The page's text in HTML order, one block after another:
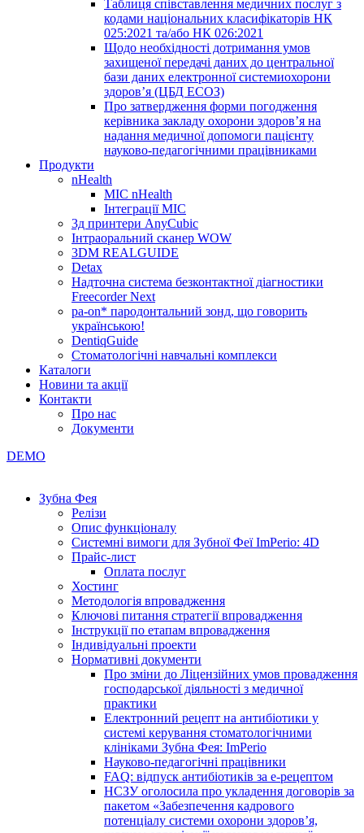
Таблиця співставлення медичних послуг з
кодами національних класифікаторів НК
025:2021 та/або НК 026:2021
Щодо необхідності дотримання умов
захищеної передачі даних до центральної
бази даних електронної системиохорони
здоров’я (ЦБД ЕСОЗ)
Про затвердження форми погодження
керівника закладу охорони здоров’я на
надання медичної допомоги пацієнту
науково-педагогічними працівниками
Продукти
nHealth
МІС nHealth
Інтеграції МІС
3д принтери AnyCubic
Інтраоральний сканер WOW
3DM REALGUIDE
Detax
Надточна система безконтактної діагностики
Freecorder Next
pa-on* пародонтальний зонд, що говорить
українською!
DentiqGuide
Стоматологічні навчальні комплекси
Каталоги
Новини та акції
Контакти
Про нас
Документи
DEMO
Зубна Фея
Релізи
Опис функціоналу
Системні вимоги для Зубної Феї ImPerio: 4D
Прайс-лист
Оплата послуг
Хостинг
Методологія впровадження
Ключові питання стратегії впровадження
Інструкції по етапам впровадження
Індивідуальні проекти
Нормативні документи
Про зміни до Ліцензійних умов провадження
господарської діяльності з медичної
практики
Електронний рецепт на антибіотики у
системі керування стоматологічними
клініками Зубна Фея: ImPerio
Науково-педагогічні працівники
FAQ: відпуск антибіотиків за е-рецептом
НСЗУ оголосила про укладення договорів за
пакетом «Забезпечення кадрового
потенціалу системи охорони здоров’я,